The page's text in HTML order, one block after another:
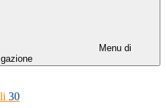
Menu di
30